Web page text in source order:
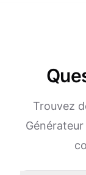
Trouvez